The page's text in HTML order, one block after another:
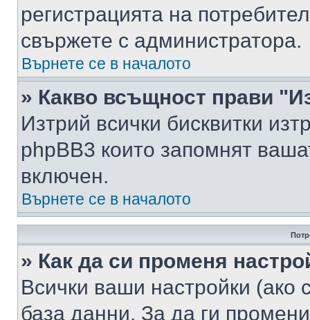
регистрацията на
свържете с администратора.
Върнете се в началото
» Какво всъщност прави
Изтрий всички бисквитки
phpBB3 които запомнят
включен.
Върнете се в началото
» Как да си променя
Всички ваши настройки (ако
база данни. За да ги